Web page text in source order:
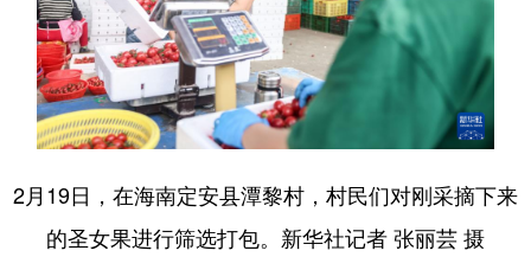
2月19日，在海南定安县潭黎村，村民们对刚采摘下来
的圣女果进行筛选打包。新华社记者 张丽芸 摄